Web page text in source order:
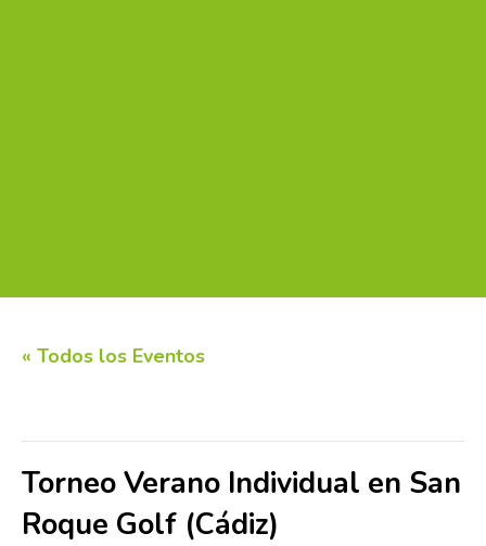
« Todos los Eventos
Torneo Verano Individual en San
Roque Golf (Cádiz)